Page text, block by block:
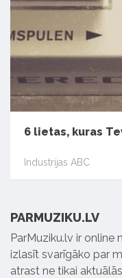
6 lietas, kuras
Industrijas ABC
PARMUZIKU.LV
ParMuziku.lv ir online
izlasīt svarīgāko par
atrast ne tikai